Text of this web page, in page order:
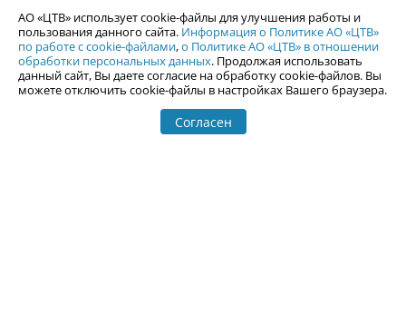
По вопросам размещения информации в разделе «Афиша»
afisha@uralweb.ru
Пользовательское соглашение на использование сайта
Политика АО «ЦТВ» в отношении обработки персональных данных
АО «ЦТВ» использует cookie-файлы для улучшения работы и
пользования данного сайта. Информация о Политике АО «ЦТВ»
по работе с cookie-файлами,о Политике АО «ЦТВ» в отношении
обработки персональных данных. Продолжая использовать
данный сайт, Вы даете согласие на обработку cookie-файлов. Вы
можете отключить cookie-файлы в настройках Вашего браузера.
Согласен